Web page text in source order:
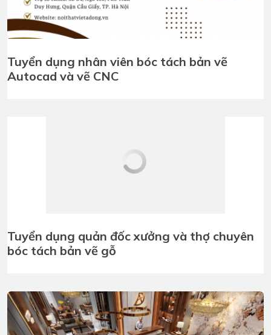
Tuyển dụng nhân viên bóc tách bản vẽ
Autocad và vẽ CNC
Tuyển dụng quản đốc xưởng và thợ chuyên
bóc tách bản vẽ gỗ